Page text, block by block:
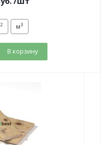
2 м3
В корзину